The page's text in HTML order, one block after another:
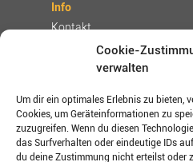
Cookie-
verwalten
Um dir ein optimales Erlebnis zu bieten,
Cookies, um Geräteinformationen zu
zuzugreifen. Wenn du diesen
das Surfverhalten oder eindeutige IDs
du deine Zustimmung nicht erteilst oder
Info
Kontakt
Rechtliches
Impressum
AGBs
Datenschutz / Disclaimer
Versand- und